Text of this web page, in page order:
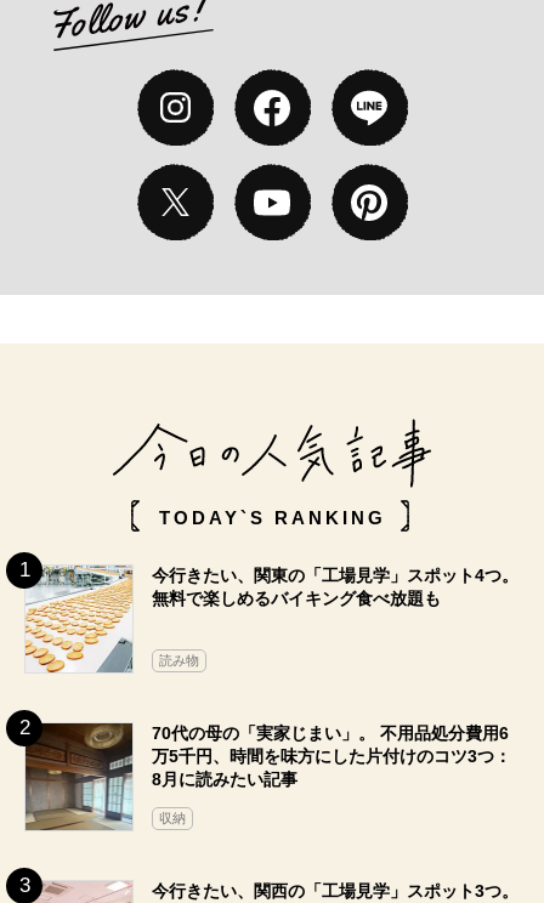
TODAY`S RANKING
今行きたい、関東の「工場見学」スポット4つ。
無料で楽しめるバイキング食べ放題も
読み物
70代の母の「実家じまい」。 不用品処分費用6
万5千円、時間を味方にした片付けのコツ3つ：
8月に読みたい記事
収納
今行きたい、関西の「工場見学」スポット3つ。